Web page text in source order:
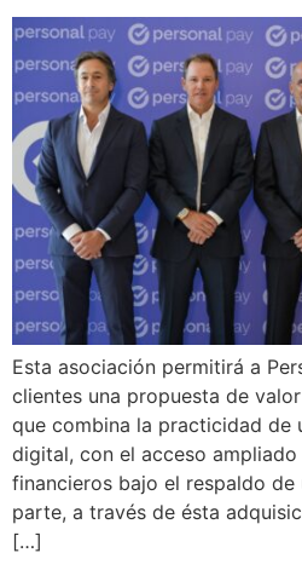
Esta asociación permitirá a
clientes una propuesta de
que combina la practicidad de
digital, con el acceso
financieros bajo el respaldo de
parte, a través de ésta
[…]